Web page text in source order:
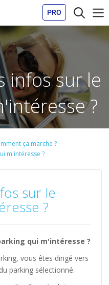
PRO
infos sur le
?
ça marche ?
m'intéresse ?
sur le
?
qui m'intéresse ?
vous êtes dirigé vers
parking sélectionné.